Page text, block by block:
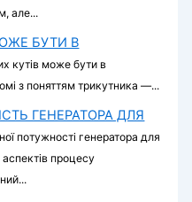
але...
БУТИ В
кутів може бути в
з поняттям трикутника —...
ГЕНЕРАТОРА ДЛЯ
потужності генератора для
процесу